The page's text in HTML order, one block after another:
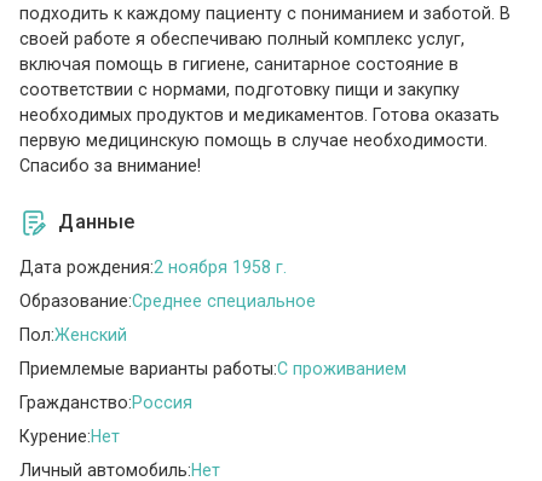
подходить к каждому пациенту с пониманием и заботой. В
своей работе я обеспечиваю полный комплекс услуг,
включая помощь в гигиене, санитарное состояние в
соответствии с нормами, подготовку пищи и закупку
необходимых продуктов и медикаментов. Готова оказать
первую медицинскую помощь в случае необходимости.
Спасибо за внимание!
Данные
Дата рождения:2 ноября 1958 г.
Образование:Среднее специальное
Пол:Женский
Приемлемые варианты работы:C проживанием
Гражданство:Россия
Курение:Нет
Личный автомобиль:Нет